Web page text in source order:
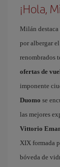
¡Hola,
Milán destaca
por albergar el
renombrados
ofertas de
imponente
Duomo se
las mejores
Vittorio
XIX formada
bóveda de